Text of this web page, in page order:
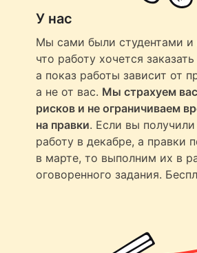
У нас
Мы сами были студентами и
что работу хочется
а показ работы зависит от
а не от вас. Мы страхуем
рисков и не ограничиваем
на правки. Если вы получили
работу в декабре, а правки
в марте, то выполним их в
оговоренного задания.